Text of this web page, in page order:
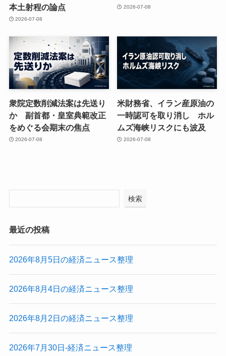
本土射程の論点
2026-07-08
2026-07-08
衆院定数削減法案は先送り
か 副首都・皇室典範改正
をめぐる会期末の焦点
2026-07-08
米財務省、イラン産原油の
一時認可を取り消し ホル
ムズ海峡リスクにも波及
2026-07-08
検索
最近の投稿
2026年8月5日の経済ニュース整理
2026年8月4日の経済ニュース整理
2026年8月2日の経済ニュース整理
2026年7月30日-経済ニュース整理